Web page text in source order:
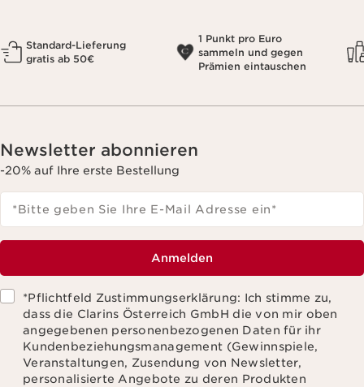
Standard-Lieferung
gratis ab 50€
1 Punkt pro Euro
sammeln und gegen
Prämien eintauschen
Newsletter abonnieren
-20% auf Ihre erste Bestellung
*Bitte geben Sie Ihre E-Mail Adresse ein*
Anmelden
*Pflichtfeld Zustimmungserklärung: Ich stimme zu,
dass die Clarins Österreich GmbH die von mir oben
angegebenen personenbezogenen Daten für ihr
Kundenbeziehungsmanagement (Gewinnspiele,
Veranstaltungen, Zusendung von Newsletter,
personalisierte Angebote zu deren Produkten